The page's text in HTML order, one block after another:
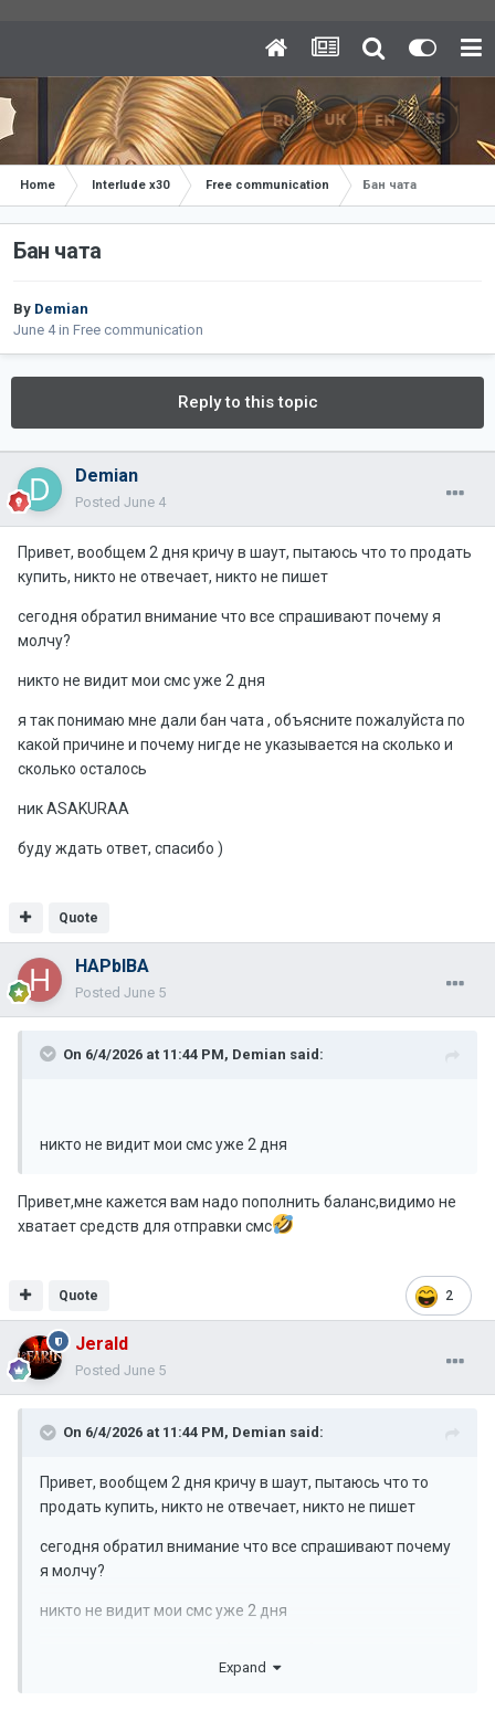
Home Interlude x30 Free communication Бан чата
Бан чата
By Demian
June 4in Free communication
Reply to this topic
Demian
Posted June 4
Привет, вообщем 2 дня кричу в шаут, пытаюсь что то продать
купить, никто не отвечает, никто не пишет
сегодня обратил внимание что все спрашивают почему я
молчу?
никто не видит мои смс уже 2 дня
я так понимаю мне дали бан чата , объясните пожалуйста по
какой причине и почему нигде не указывается на сколько и
сколько осталось
ник ASAKURAA
буду ждать ответ, спасибо )
Quote
HAPbIBA
Posted June 5
On 6/4/2026 at 11:44 PM, Demian said:
никто не видит мои смс уже 2 дня
Привет,мне кажется вам надо пополнить баланс,видимо не
хватает средств для отправки смс
2
Quote
Jerald
Posted June 5
On 6/4/2026 at 11:44 PM, Demian said:
Привет, вообщем 2 дня кричу в шаут, пытаюсь что то
продать купить, никто не отвечает, никто не пишет
сегодня обратил внимание что все спрашивают почему
я молчу?
никто не видит мои смс уже 2 дня
пожалуйста по какой причине и почему нигде не
Expand